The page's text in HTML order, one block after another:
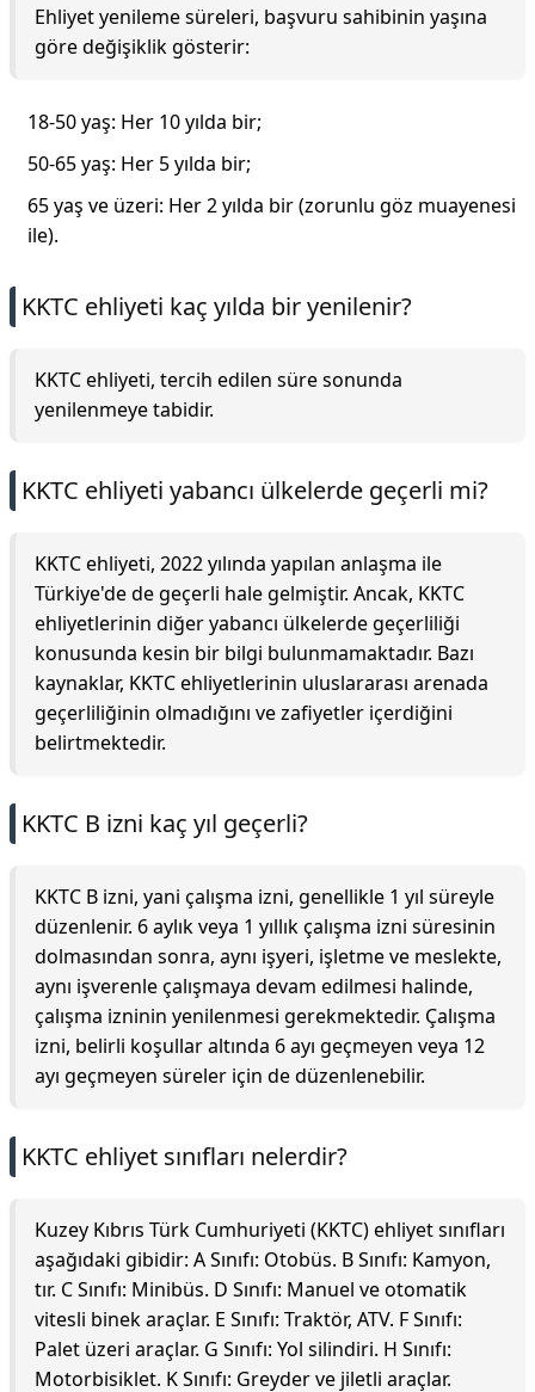
Ehliyet yenileme süreleri, başvuru sahibinin yaşına
göre değişiklik gösterir:
18-50 yaş: Her 10 yılda bir;
50-65 yaş: Her 5 yılda bir;
65 yaş ve üzeri: Her 2 yılda bir (zorunlu göz muayenesi
ile).
KKTC ehliyeti kaç yılda bir yenilenir?
KKTC ehliyeti, tercih edilen süre sonunda
yenilenmeye tabidir.
KKTC ehliyeti yabancı ülkelerde geçerli mi?
KKTC ehliyeti, 2022 yılında yapılan anlaşma ile
Türkiye'de de geçerli hale gelmiştir. Ancak, KKTC
ehliyetlerinin diğer yabancı ülkelerde geçerliliği
konusunda kesin bir bilgi bulunmamaktadır. Bazı
kaynaklar, KKTC ehliyetlerinin uluslararası arenada
geçerliliğinin olmadığını ve zafiyetler içerdiğini
belirtmektedir.
KKTC B izni kaç yıl geçerli?
KKTC B izni, yani çalışma izni, genellikle 1 yıl süreyle
düzenlenir. 6 aylık veya 1 yıllık çalışma izni süresinin
dolmasından sonra, aynı işyeri, işletme ve meslekte,
aynı işverenle çalışmaya devam edilmesi halinde,
çalışma izninin yenilenmesi gerekmektedir. Çalışma
izni, belirli koşullar altında 6 ayı geçmeyen veya 12
ayı geçmeyen süreler için de düzenlenebilir.
KKTC ehliyet sınıfları nelerdir?
Kuzey Kıbrıs Türk Cumhuriyeti (KKTC) ehliyet sınıfları
aşağıdaki gibidir: A Sınıfı: Otobüs. B Sınıfı: Kamyon,
tır. C Sınıfı: Minibüs. D Sınıfı: Manuel ve otomatik
vitesli binek araçlar. E Sınıfı: Traktör, ATV. F Sınıfı:
Palet üzeri araçlar. G Sınıfı: Yol silindiri. H Sınıfı:
Motorbisiklet. K Sınıfı: Greyder ve jiletli araçlar.